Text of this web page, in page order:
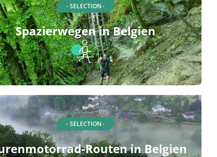
- SELECTION -
Spazierwegen in Belgien
- SELECTION -
Routen in Belgien